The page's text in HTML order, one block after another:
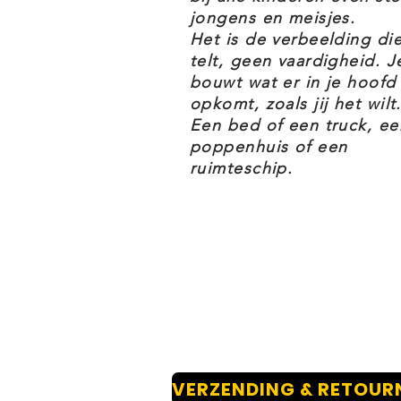
eindeloze avonturen
Als je op zoek bent naar een
beste vriend of vriendin, dan
speelgoed. Kinderen die het
en te spelen, kunnen er
De LEGO Harry Potter 75969
LEGO Harry Potter 75969
geliefde personages, beroemde
jongens en meisjes.
Het is de verbeelding
telt, geen vaardigheid.
bouwt wat er in je hoofd
opkomt, zoals jij het
Een bed of een truck,
poppenhuis of een
ruimteschip.